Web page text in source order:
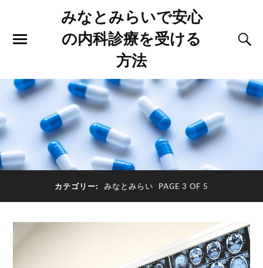
みなとみらいで安心
の内科診療を受ける
方法
カテゴリー: みなとみらい PAGE 3 OF 5